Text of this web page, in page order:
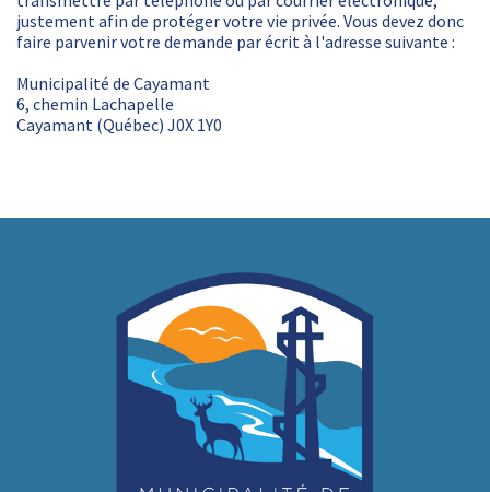
justement afin de protéger votre vie privée. Vous devez donc
faire parvenir votre demande par écrit à l'adresse suivante :
Municipalité de Cayamant
6, chemin Lachapelle
Cayamant (Québec) J0X 1Y0